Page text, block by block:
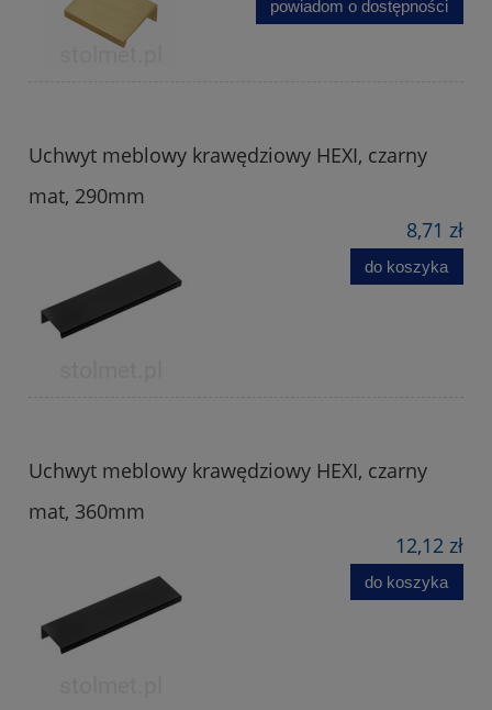
powiadom o dostępności
Uchwyt meblowy krawędziowy HEXI, czarny
mat, 290mm
8,71 zł
do koszyka
Uchwyt meblowy krawędziowy HEXI, czarny
mat, 360mm
12,12 zł
do koszyka